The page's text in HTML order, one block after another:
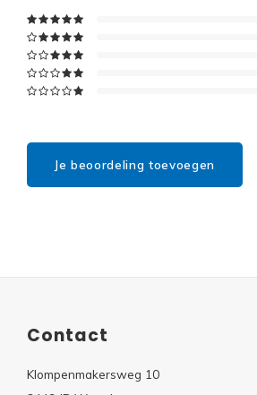
Je beoordeling toevoegen
Contact
Klompenmakersweg 10